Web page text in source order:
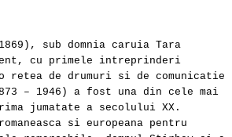
sub domnia caruia Tara
cu primele intreprinderi
de drumuri si de comunicatie
– 1946) a fost una din cele mai
jumatate a secolului XX.
si europeana pentru